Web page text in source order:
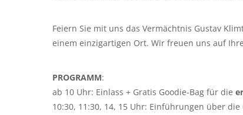
Feiern Sie mit uns das Vermächtnis Gustav
einem einzigartigen Ort. Wir freuen uns auf
PROGRAMM:
ab 10 Uhr: Einlass + Gratis Goodie-Bag für die
10:30, 11:30, 14, 15 Uhr: Einführungen über die